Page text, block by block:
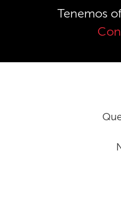
Tenemos